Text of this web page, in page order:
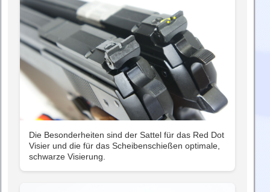
Die Besonderheiten sind der Sattel für das Red Dot
Visier und die für das Scheibenschießen optimale,
schwarze Visierung.